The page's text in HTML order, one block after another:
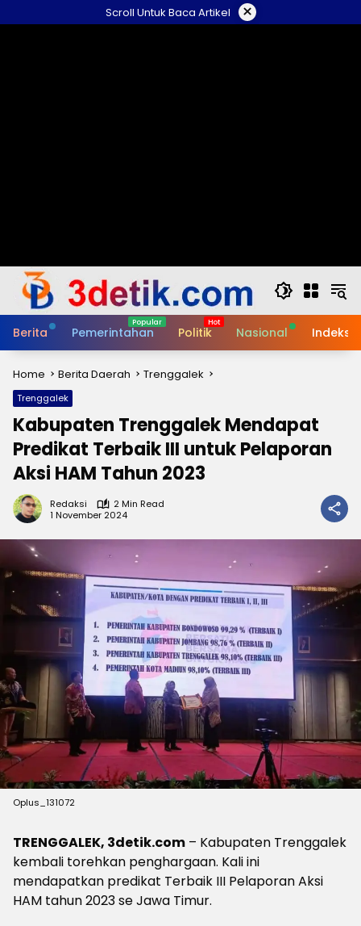
to
Scroll Untuk Baca Artikel ×
Berita Pemerintahan Politik Nasional Indeks
Home Berita Daerah Trenggalek
Trenggalek
Kabupaten Trenggalek Mendapat
Predikat Terbaik III untuk Pelaporan
Aksi HAM Tahun 2023
Redaksi
2 Min Read
1 November 2024
Oplus_131072
TRENGGALEK, 3detik.com – Kabupaten Trenggalek
kembali torehkan penghargaan. Kali ini
mendapatkan predikat Terbaik III Pelaporan Aksi
HAM tahun 2023 se Jawa Timur.